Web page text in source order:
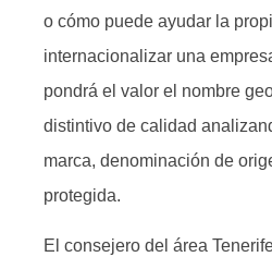
o cómo puede ayudar la
internacionalizar una
pondrá el valor el nombre
distintivo de calidad
marca, denominación de
protegida.
El consejero del área